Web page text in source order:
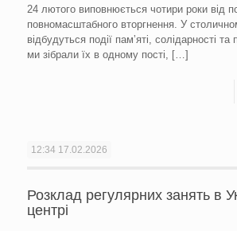
24 лютого виповнюється чотири роки від
повномасштабного вторгнення. У
відбудуться події памʼяті, солідарності та
ми зібрали їх в одному пості, […]
12:34 17.02.2026
Розклад регулярних занять в
центрі